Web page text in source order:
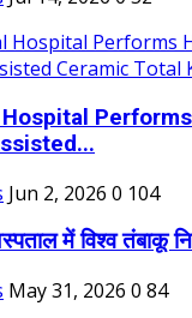
Performs
Jun 2, 2026 0 104
में विश्व तंबाकू
May 31, 2026 0 84